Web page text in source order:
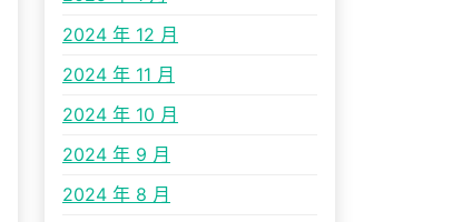
2024 年 12 月
2024 年 11 月
2024 年 10 月
2024 年 9 月
2024 年 8 月